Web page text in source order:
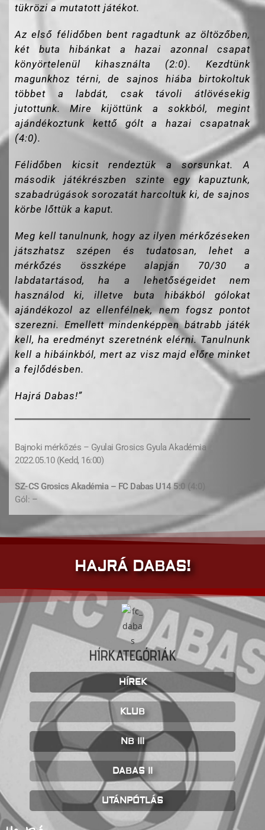
tükrözi a mutatott játékot.
Az első félidőben bent ragadtunk az öltözőben,
két buta hibánkat a hazai azonnal csapat
könyörtelenül kihasználta (2:0). Kezdtünk
magunkhoz térni, de sajnos hiába birtokoltuk
többet a labdát, csak távoli átlövésekig
jutottunk. Mire kijöttünk a sokkból, megint
ajándékoztunk kettő gólt a hazai csapatnak
(4:0).
Félidőben kicsit rendeztük a sorsunkat. A
második játékrészben szinte egy kapuztunk,
szabadrúgások sorozatát harcoltuk ki, de sajnos
körbe lőttük a kaput.
Meg kell tanulnunk, hogy az ilyen mérkőzéseken
játszhatsz szépen és tudatosan, lehet a
mérkőzés összképe alapján 70/30 a
labdatartásod, ha a lehetőségeidet nem
használod ki, illetve buta hibákból gólokat
ajándékozol az ellenfélnek, nem fogsz pontot
szerezni. Emellett mindenképpen bátrabb játék
kell, ha eredményt szeretnénk elérni. Tanulnunk
kell a hibáinkból, mert az visz majd előre minket
a fejlődésben.
Hajrá Dabas!”
Bajnoki mérkőzés – Gyulai Grosics Gyula Akadémia
2022.05.10 (Kedd, 16:00)
SZ-CS Grosics Akadémia – FC Dabas U14 5:0 (4:0)
Gól: –
HAJRÁ DABAS!
HÍRKATEGÓRIÁK
HÍREK
KLUB
NB III
DABAS II
UTÁNPÓTLÁS